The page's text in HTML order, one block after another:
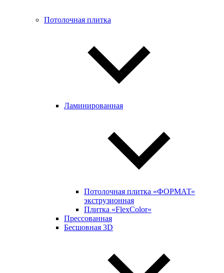
Потолочная плитка
Ламинированная
Потолочная плитка «ФОРМАТ«
экструзионная
Плитка «FlexColor«
Прессованная
Бесшовная 3D